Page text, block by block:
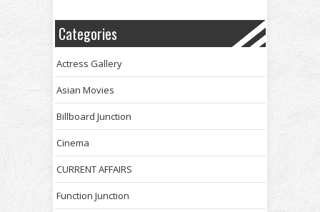
Categories
Actress Gallery
Asian Movies
Billboard Junction
Cinema
CURRENT AFFAIRS
Function Junction